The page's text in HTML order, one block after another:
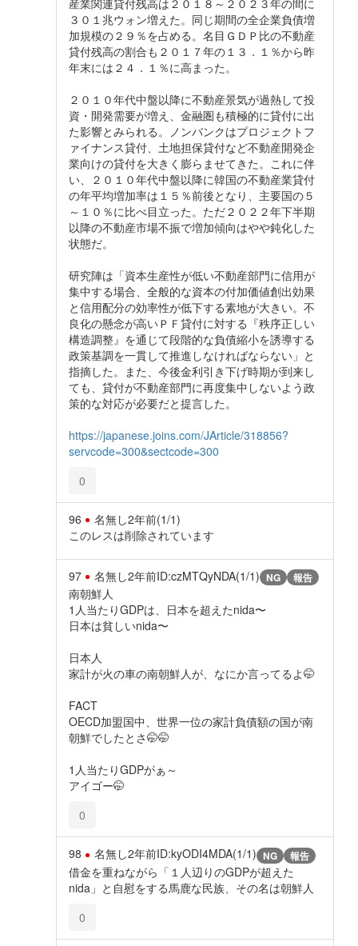
３０１兆ウォン増えた。同じ期間の全企業負債増
加規模の２９％を占める。名目ＧＤＰ比の不動産
貸付残高の割合も２０１７年の１３．１％から昨
年末には２４．１％に高まった。
２０１０年代中盤以降に不動産景気が過熱して投
資・開発需要が増え、金融圏も積極的に貸付に出
た影響とみられる。ノンバンクはプロジェクトフ
ァイナンス貸付、土地担保貸付など不動産開発企
業向けの貸付を大きく膨らませてきた。これに伴
い、２０１０年代中盤以降に韓国の不動産業貸付
の年平均増加率は１５％前後となり、主要国の５
～１０％に比べ目立った。ただ２０２２年下半期
以降の不動産市場不振で増加傾向はやや鈍化した
状態だ。
研究陣は「資本生産性が低い不動産部門に信用が
集中する場合、全般的な資本の付加価値創出効果
と信用配分の効率性が低下する素地が大きい。不
良化の懸念が高いＰＦ貸付に対する『秩序正しい
構造調整』を通じて段階的な負債縮小を誘導する
政策基調を一貫して推進しなければならない」と
指摘した。また、今後金利引き下げ時期が到来し
ても、貸付が不動産部門に再度集中しないよう政
策的な対応が必要だと提言した。
https://japanese.joins.com/JArticle/318856?
servcode=300&sectcode=300
0
96 名無し2年前(1/1)
このレスは削除されています
97 名無し2年前ID:czMTQyNDA(1/1) NG 報告
南朝鮮人
1人当たりGDPは、日本を超えたnida〜
日本は貧しいnida〜
日本人
家計が火の車の南朝鮮人が、なにか言ってるよ🤭
FACT
OECD加盟国中、世界一位の家計負債額の国が南
朝鮮でしたとさ🤭🤭
1人当たりGDPがぁ～
アイゴー🤭
0
98 名無し2年前ID:kyODI4MDA(1/1) NG 報告
借金を重ねながら「１人辺りのGDPが超えた
nida」と自慰をする馬鹿な民族、その名は朝鮮人
0